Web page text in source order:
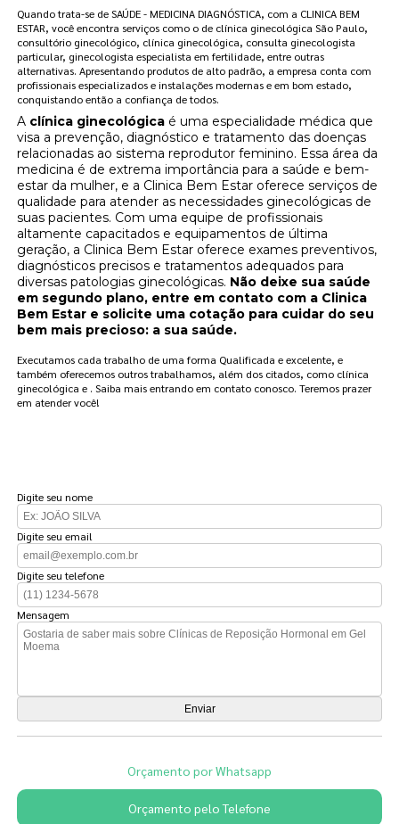
Quando trata-se de SAÚDE - MEDICINA DIAGNÓSTICA, com a CLINICA BEM
ESTAR, você encontra serviços como o de clínica ginecológica São Paulo,
consultório ginecológico, clínica ginecológica, consulta ginecologista
particular, ginecologista especialista em fertilidade, entre outras
alternativas. Apresentando produtos de alto padrão, a empresa conta com
profissionais especializados e instalações modernas e em bom estado,
conquistando então a confiança de todos.
A clínica ginecológica é uma especialidade médica que
visa a prevenção, diagnóstico e tratamento das doenças
relacionadas ao sistema reprodutor feminino. Essa área da
medicina é de extrema importância para a saúde e bem-
estar da mulher, e a Clinica Bem Estar oferece serviços de
qualidade para atender as necessidades ginecológicas de
suas pacientes. Com uma equipe de profissionais
altamente capacitados e equipamentos de última
geração, a Clinica Bem Estar oferece exames preventivos,
diagnósticos precisos e tratamentos adequados para
diversas patologias ginecológicas. Não deixe sua saúde
em segundo plano, entre em contato com a Clinica
Bem Estar e solicite uma cotação para cuidar do seu
bem mais precioso: a sua saúde.
Executamos cada trabalho de uma forma Qualificada e excelente, e
também oferecemos outros trabalhamos, além dos citados, como clínica
ginecológica e . Saiba mais entrando em contato conosco. Teremos prazer
em atender você!
Digite seu nome
Digite seu email
Digite seu telefone
Mensagem
Orçamento por Whatsapp
Orçamento pelo Telefone